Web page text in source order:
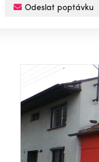
Odeslat poptávku